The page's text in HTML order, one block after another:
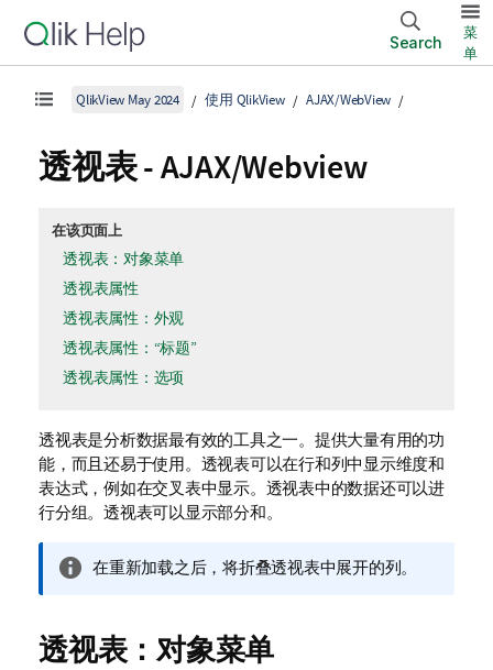
Search
菜
单
QlikView May 2024 使用 QlikView AJAX/WebView
透视表 - AJAX/Webview
在该页面上
透视表：对象菜单
透视表属性
透视表属性：外观
透视表属性：“标题”
透视表属性：选项
透视表是分析数据最有效的工具之一。提供大量有用的功
能，而且还易于使用。透视表可以在行和列中显示维度和
表达式，例如在交叉表中显示。透视表中的数据还可以进
行分组。透视表可以显示部分和。
信
释
在重新加载之后，将折叠透视表中展开的列。
透视表：对象菜单